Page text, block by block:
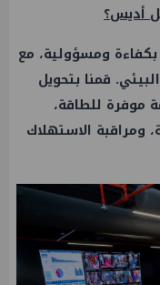
أديس؟
بكفاءة ومسؤولية، مع
قمنا بتحويل
موفرة للطاقة،
ومراقبة الاستهلاك